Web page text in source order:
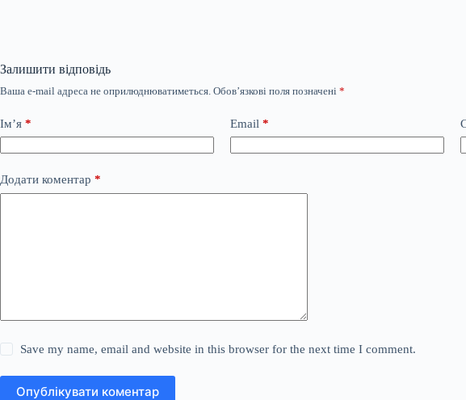
Залишити відповідь
Ваша e-mail адреса не оприлюднюватиметься. Обов’язкові поля позначені *
Ім’я * Email *
Додати коментар *
Save my name, email and website in this browser for the next time I comment.
Опублікувати коментар